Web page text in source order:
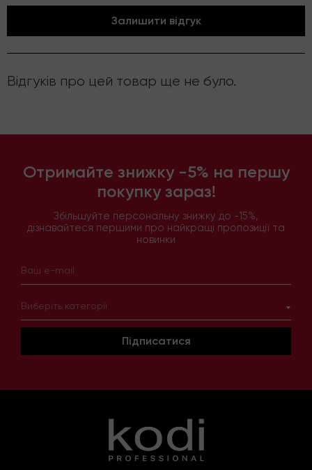
Залишити відгук
Відгуків про цей товар ще не було.
Отримайте знижку -5% на першу
покупку зараз!
Збільшуйте персональну знижку до -15%,
дізнавайтеся першими про найкращі пропозиції та
новинки
Виберіть категорії
Підписатися